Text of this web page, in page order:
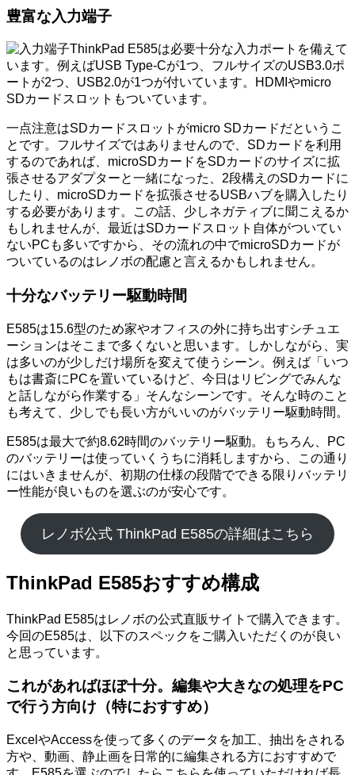
豊富な入力端子
ThinkPad E585は必要十分な入力ポートを備えて
います。例えばUSB Type-Cが1つ、フルサイズのUSB3.0ポ
ートが2つ、USB2.0が1つが付いています。HDMIやmicro
SDカードスロットもついています。
一点注意はSDカードスロットがmicro SDカードだというこ
とです。フルサイズではありませんので、SDカードを利用
するのであれば、microSDカードをSDカードのサイズに拡
張させるアダプターと一緒になった、2段構えのSDカードに
したり、microSDカードを拡張させるUSBハブを購入したり
する必要があります。この話、少しネガティブに聞こえるか
もしれませんが、最近はSDカードスロット自体がついてい
ないPCも多いですから、その流れの中でmicroSDカードが
ついているのはレノボの配慮と言えるかもしれません。
十分なバッテリー駆動時間
E585は15.6型のため家やオフィスの外に持ち出すシチュエ
ーションはそこまで多くないと思います。しかしながら、実
は多いのが少しだけ場所を変えて使うシーン。例えば「いつ
もは書斎にPCを置いているけど、今日はリビングでみんな
と話しながら作業する」そんなシーンです。そんな時のこと
も考えて、少しでも長い方がいいのがバッテリー駆動時間。
E585は最大で約8.62時間のバッテリー駆動。もちろん、PC
のバッテリーは使っていくうちに消耗しますから、この通り
にはいきませんが、初期の仕様の段階でできる限りバッテリ
ー性能が良いものを選ぶのが安心です。
レノボ公式 ThinkPad E585の詳細はこちら
ThinkPad E585おすすめ構成
ThinkPad E585はレノボの公式直販サイトで購入できます。
今回のE585は、以下のスペックをご購入いただくのが良い
と思っています。
これがあればほぼ十分。編集や大きなの処理をPC
で行う方向け（特におすすめ）
ExcelやAccessを使って多くのデータを加工、抽出をされる
方や、動画、静止画を日常的に編集される方におすすめで